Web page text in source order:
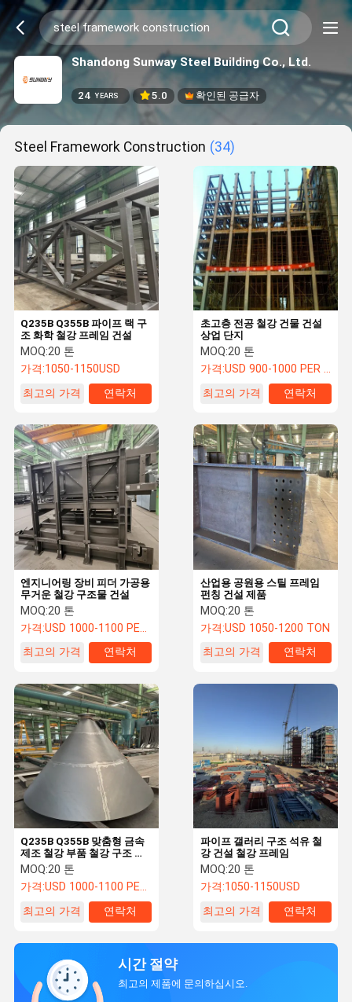
Shandong Sunway Steel Building Co., Ltd.
24 YEARS 5.0 확인된 공급자
Steel Framework Construction (34)
Q235B Q355B 파이프 랙 구
조 화학 철강 프레임 건설
MOQ:20 톤
가격:1050-1150USD
최고의 가격
연락처
초고층 전공 철강 건물 건설
상업 단지
MOQ:20 톤
가격:USD 900-1000 PER TON
최고의 가격
연락처
엔지니어링 장비 피더 가공용
무거운 철강 구조물 건설
MOQ:20 톤
가격:USD 1000-1100 PER TON
최고의 가격
연락처
산업용 공원용 스틸 프레임
펀칭 건설 제품
MOQ:20 톤
가격:USD 1050-1200 TON
최고의 가격
연락처
Q235B Q355B 맞춤형 금속
제조 철강 부품 철강 구조 건
설
MOQ:20 톤
가격:USD 1000-1100 PER TON
최고의 가격
연락처
파이프 갤러리 구조 석유 철
강 건설 철강 프레임
MOQ:20 톤
가격:1050-1150USD
최고의 가격
연락처
시간 절약
최고의 제품에 문의하십시오.